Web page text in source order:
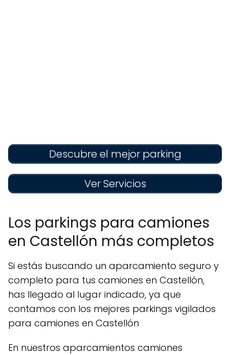
Descubre el mejor parking
Ver Servicios
Los parkings para camiones
en Castellón más completos
Si estás buscando un aparcamiento seguro y
completo para tus camiones en Castellón,
has llegado al lugar indicado, ya que
contamos con los mejores parkings vigilados
para camiones en Castellón
En nuestros aparcamientos camiones